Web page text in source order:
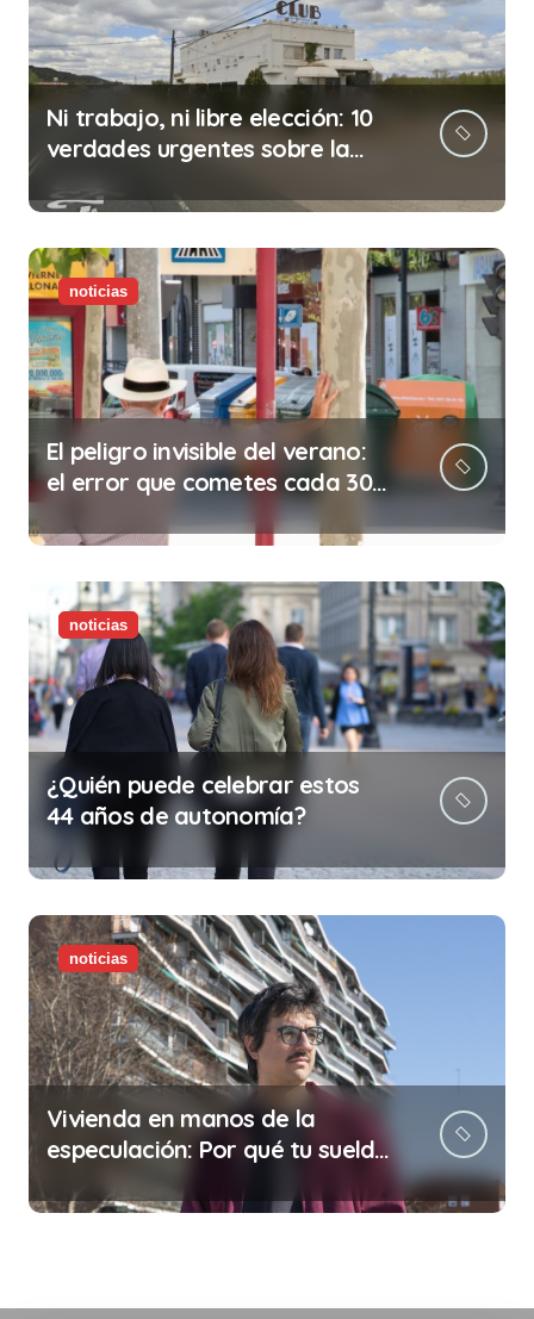
Ni trabajo, ni libre elección: 10
verdades urgentes sobre la
noticias
El peligro invisible del verano:
el error que cometes cada 30
minutos en tu trabajo (y la
ilegalidad que te puede costar
la vida)
noticias
¿Quién puede celebrar estos
44 años de autonomía?
noticias
Vivienda en manos de la
especulación: Por qué tu sueldo